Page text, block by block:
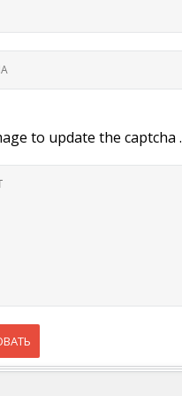
to update the captcha .